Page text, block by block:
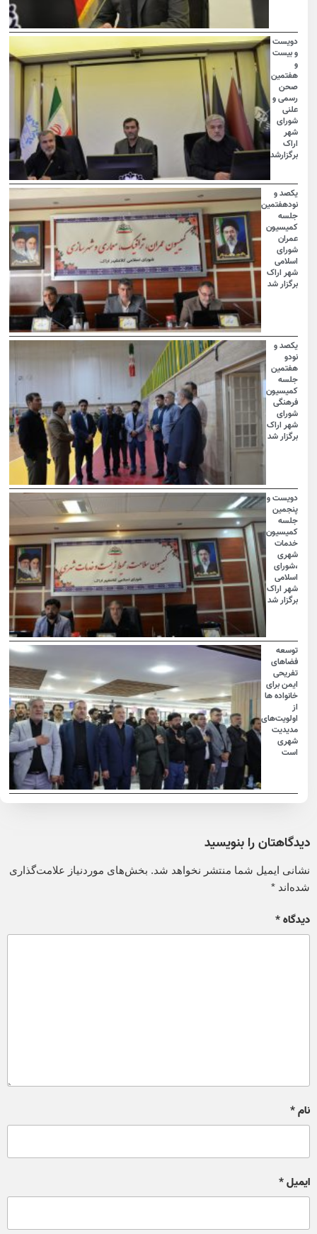
دویست
و بیست
هفتمین
صحن
رسمی و
علنی
شورای
شهر
اراک
برگزارشد
یکصد و
نودهفتمین
جلسه
کمیسیون
عمران
شورای
اسلامی
شهر اراک
برگزار شد
یکصد و
نودو
هفتمین
جلسه
کمیسیون
فرهنگی
شورای
شهر اراک
برگزار شد
دویست و
پنجمین
جلسه
کمیسیون
خدمات
شهری
،شورای
اسلامی
شهر اراک
برگزار شد
توسعه
فضاهای
تفریحی
ایمن برای
خانواده ها
اولویت‌های
مدیدیت
شهری
است
دیدگاهتان را بنویسید
نشانی ایمیل شما منتشر نخواهد شد. بخش‌های موردنیاز علامت‌گذاری
شده‌اند*
دیدگاه*
نام*
ایمیل*